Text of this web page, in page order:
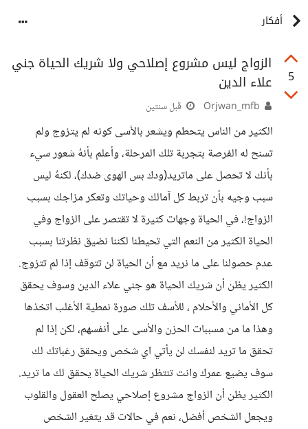
أفكار
5
الزواج ليس مشروع إصلاحي ولا شريك الحياة جني
علاء الدين
قبل سنتين
الكثير من الناس يتحطم ويشعر بالأسى كونه لم يتزوج ولم
تسنح له الفرصة بتجربة تلك المرحلة، وأعلم بأنهُ شعور سيء
بأنك لا تحصل على ماتريد(ودك بس الهوى ضدك)، لكنهُ ليس
سبب وجيه بأن تربط كل آمالك وحياتك وتعكر مزاجك بسبب
الزواج!، في الحياة وجهات كثيرة لا تقتصر على الزواج وفي
الحياة الكثير من النعم التي تحيطنا لكننا نضيق نظرتنا بسبب
عدم حصولنا على ما نريد مع أن الحياة لن تتوقف إذا لم تتزوج.
الكثير يظن أن شريك الحياة هو جني علاء الدين وسوف يحقق
كل الأماني والأحلام ، للأسف تلك صورة نمطية الأغلب اتخذها
وهذا ما من مسببات الحزن والأسى على أنفسهم، لكن إذا لم
تحقق ما تريد لنفسك لن يأتي اي شخص ويحقق رغباتك لك
سوف يضيع عمرك وانت تنتظر شريك الحياة يحقق لك ما تريد.
الكثير يظن أن الزواج مشروع إصلاحي يصلح العقول والقلوب
ويجعل الشخص أفضل، نعم في حالات قد يتغير الشخص